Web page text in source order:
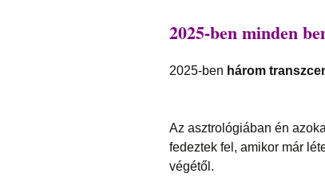
2025-ben minden
2025-ben három
Az asztrológiában én
fedeztek fel, amikor már
végétől.